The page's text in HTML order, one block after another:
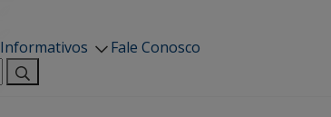
Informativos
Fale Conosco